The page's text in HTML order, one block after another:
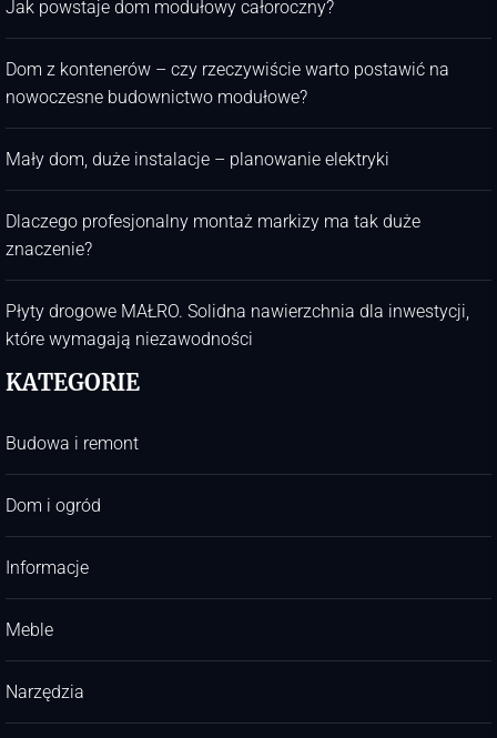
Jak powstaje dom modułowy całoroczny?
Dom z kontenerów – czy rzeczywiście warto postawić na
nowoczesne budownictwo modułowe?
Mały dom, duże instalacje – planowanie elektryki
Dlaczego profesjonalny montaż markizy ma tak duże
znaczenie?
Płyty drogowe MAŁRO. Solidna nawierzchnia dla inwestycji,
które wymagają niezawodności
KATEGORIE
Budowa i remont
Dom i ogród
Informacje
Meble
Narzędzia